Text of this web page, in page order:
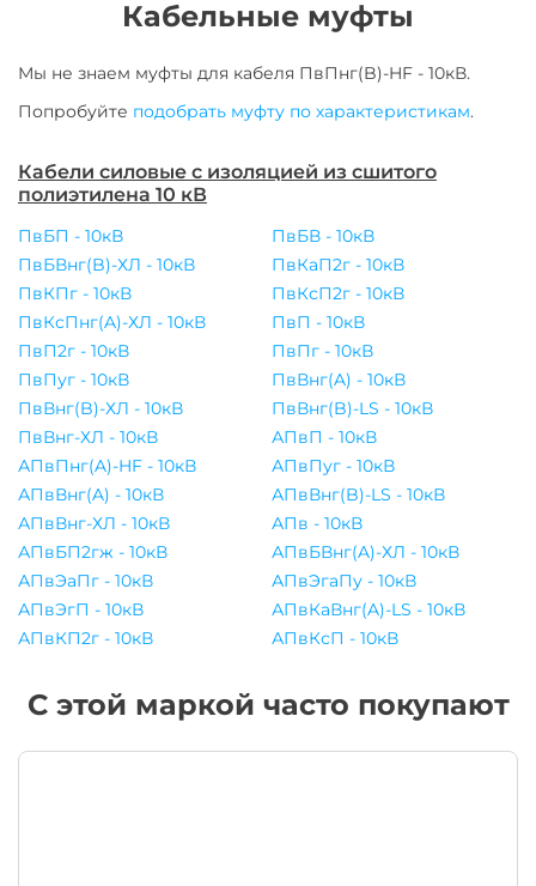
Кабельные муфты
Мы не знаем муфты для кабеля ПвПнг(B)-HF - 10кВ.
Попробуйте подобрать муфту по характеристикам.
Кабели силовые с изоляцией из сшитого
полиэтилена 10 кВ
ПвБП - 10кВ
ПвБВ - 10кВ
ПвБВнг(B)-ХЛ - 10кВ
ПвКаП2г - 10кВ
ПвКПг - 10кВ
ПвКсП2г - 10кВ
ПвКсПнг(A)-ХЛ - 10кВ
ПвП - 10кВ
ПвП2г - 10кВ
ПвПг - 10кВ
ПвПуг - 10кВ
ПвВнг(A) - 10кВ
ПвВнг(B)-ХЛ - 10кВ
ПвВнг(B)-LS - 10кВ
ПвВнг-ХЛ - 10кВ
АПвП - 10кВ
АПвПнг(A)-HF - 10кВ
АПвПуг - 10кВ
АПвВнг(A) - 10кВ
АПвВнг(B)-LS - 10кВ
АПвВнг-ХЛ - 10кВ
АПв - 10кВ
АПвБП2гж - 10кВ
АПвБВнг(A)-ХЛ - 10кВ
АПвЭаПг - 10кВ
АПвЭгаПу - 10кВ
АПвЭгП - 10кВ
АПвКаВнг(A)-LS - 10кВ
АПвКП2г - 10кВ
АПвКсП - 10кВ
С этой маркой часто покупают